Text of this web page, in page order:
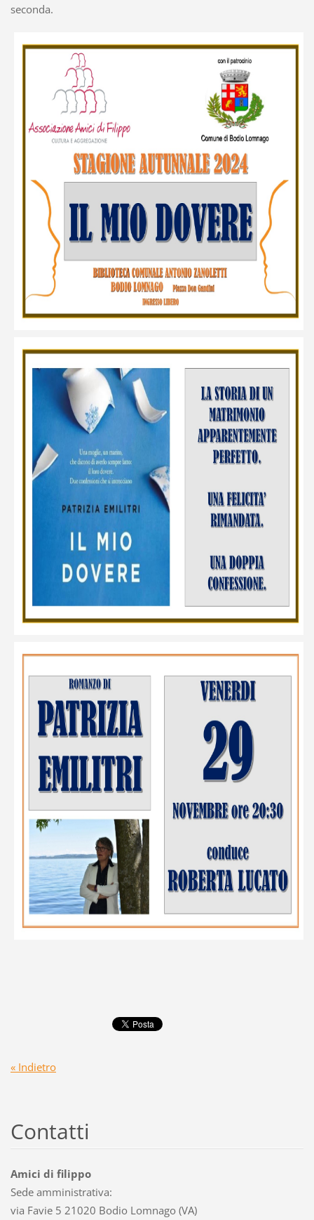
seconda.
« Indietro
Contatti
Amici di filippo
Sede amministrativa:
via Favie 5 21020 Bodio Lomnago (VA)